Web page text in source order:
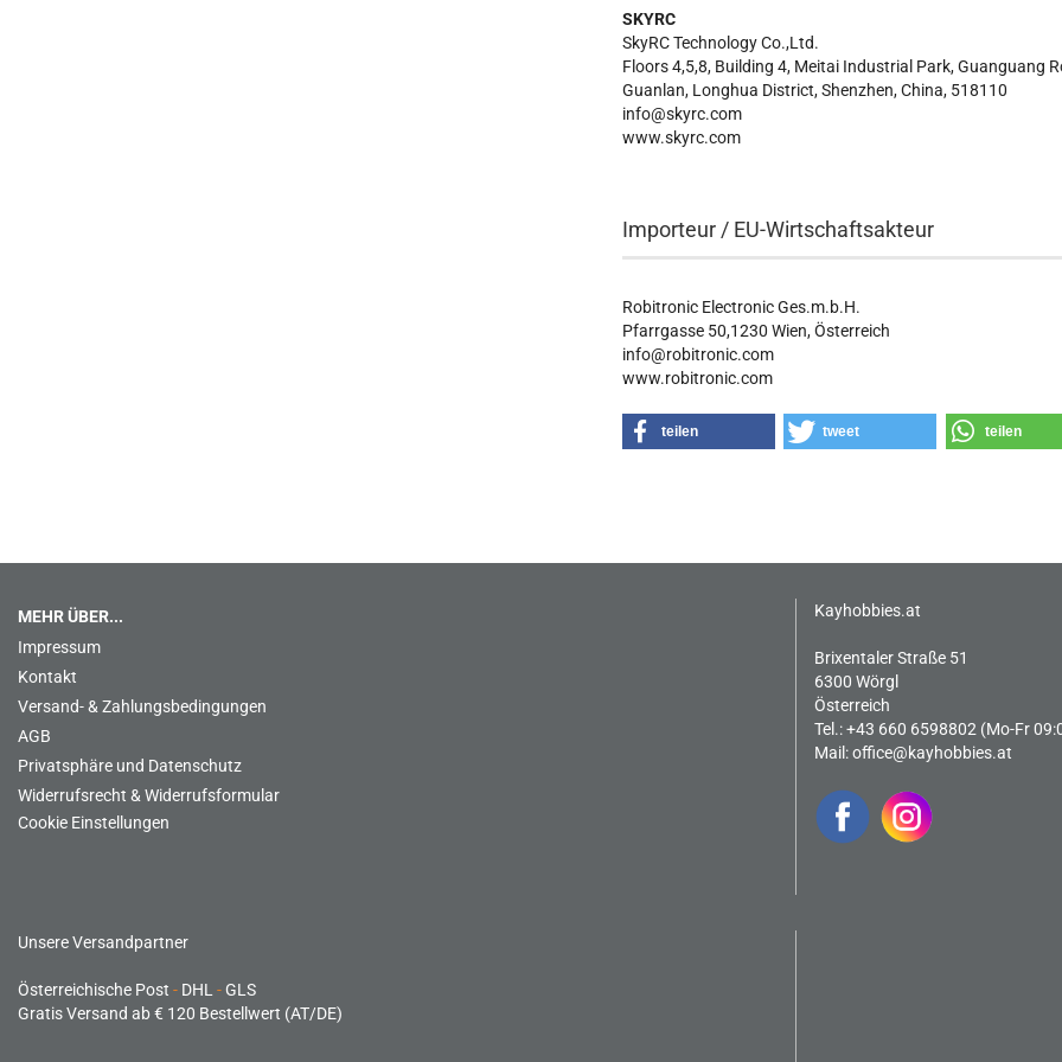
SKYRC
SkyRC Technology Co.,Ltd.
Floors 4,5,8, Building 4, Meitai Industrial Park, Guanguang
Guanlan, Longhua District, Shenzhen, China, 518110
info@skyrc.com
www.skyrc.com
Importeur / EU-Wirtschaftsakteur
Robitronic Electronic Ges.m.b.H.
Pfarrgasse 50,1230 Wien, Österreich
info@robitronic.com
www.robitronic.com
teilen tweet teilen
MEHR ÜBER...
Impressum
Kontakt
Versand- & Zahlungsbedingungen
AGB
Privatsphäre und Datenschutz
Widerrufsrecht & Widerrufsformular
Cookie Einstellungen
Kayhobbies.at
Brixentaler Straße 51
6300 Wörgl
Österreich
Tel.: +43 660 6598802 (Mo-Fr
Mail:office@kayhobbies.at
Unsere Versandpartner
Österreichische Post - DHL -GLS
Gratis Versand ab € 120 Bestellwert (AT/DE)